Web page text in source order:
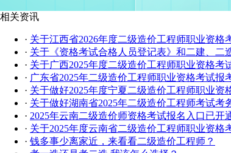
相关资讯
· 关于江西省2026年度二级造价工程师职业资格
· 关于《资格考试合格人员登记表》和二建、二
· 关于广西2025年度二级造价工程师职业资格考
· 广东省2025年二级造价工程师职业资格考试报
· 关于做好2025年度宁夏二级造价工程师职业资
· 关于做好湖南省2025年二级造价工程师考试考
· 2025年云南二级造价师资格考试报名入口已开
· 关于2025年度云南省二级造价工程师职业资格
· 钱多事少离家近，来看看二级造价工程师？